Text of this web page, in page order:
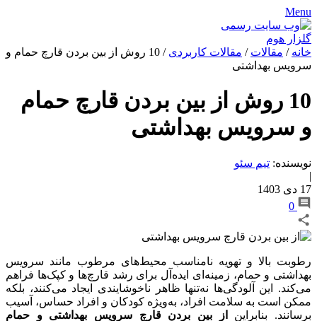
Menu
خانه / مقالات / مقالات کاربردی /
10 روش از بین بردن قارچ حمام و
سرویس بهداشتی
10 روش از بین بردن قارچ حمام
و سرویس بهداشتی
نویسنده: تیم سئو
|
17 دی 1403
0
رطوبت بالا و تهویه نامناسب محیط‌های مرطوب مانند سرویس
بهداشتی و حمام، زمینه‌ای ایده‌آل برای رشد قارچ‌ها و کپک‌ها فراهم
می‌کند. این آلودگی‌ها نه‌تنها ظاهر ناخوشایندی ایجاد می‌کنند، بلکه
ممکن است به سلامت افراد، به‌ویژه کودکان و افراد حساس، آسیب
برسانند. بنابراین
از بین بردن قارچ سرویس بهداشتی و حمام